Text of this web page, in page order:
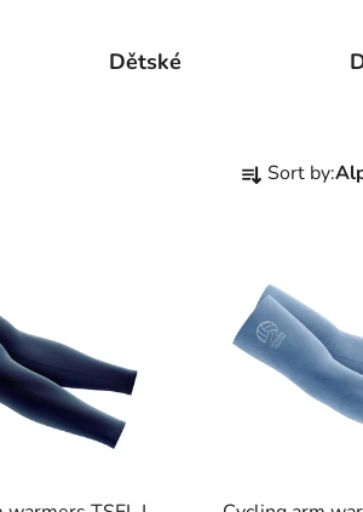
Dětské
r
c
t
i
Sort by: